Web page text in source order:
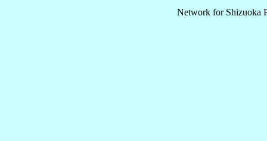
Network for Shizuoka